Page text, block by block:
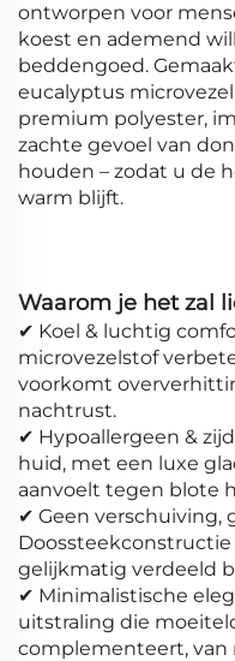
ontworpen voor
koest en ademend
beddengoed.
eucalyptus
premium polyester,
zachte gevoel van
houden – zodat u de
warm blijft.
Waarom je het zal
✔ Koel & luchtig
microvezelstof
voorkomt
nachtrust.
✔ Hypoallergeen &
huid, met een luxe
aanvoelt tegen blote
✔ Geen verschuiving,
gelijkmatig verdeeld
✔ Minimalistische
uitstraling die
complementeert,